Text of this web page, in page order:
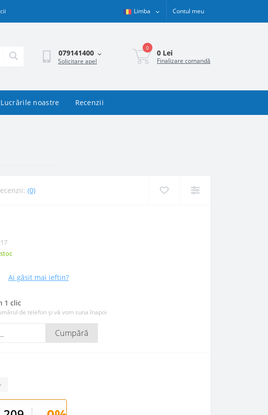
Limba Contul meu
079141400
Solicitare apel
0
0 Lei
Finalizare comandă
Lucrările noastre Recenzii
(0)
Ai găsit mai ieftin?
1 clic
de telefon și vă vom suna înapoi
Cumpără